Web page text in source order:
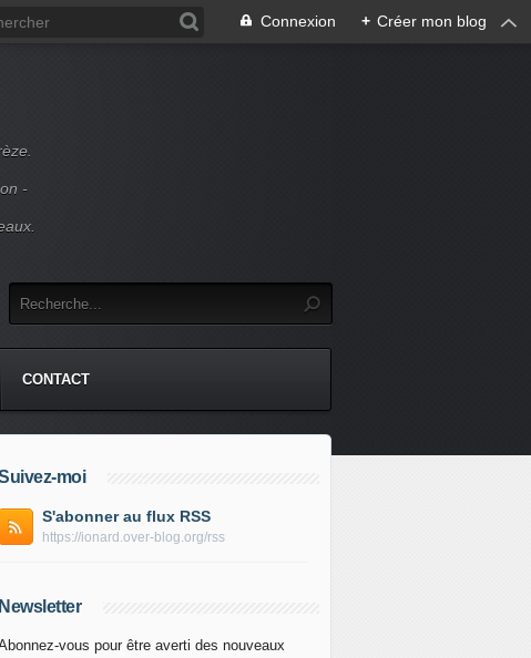
Connexion + Créer mon blog
-
CONTACT
moi
S'abonner au flux RSS
https://ionard.over-blog.org/rss
Newsletter
vous pour être averti des nouveaux